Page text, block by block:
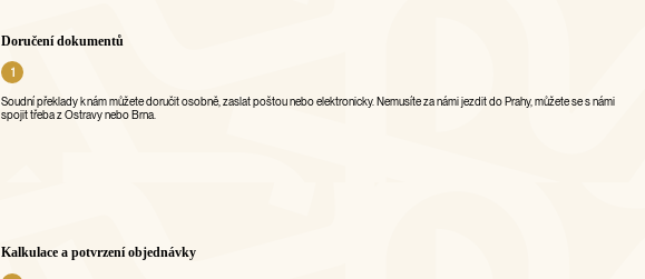
Doručení dokumentů
Soudní překlady k nám můžete doručit osobně, zaslat poštou nebo elektronicky. Nemusíte za námi jezdit do Prahy, můžete se s námi
spojit třeba z Ostravy nebo Brna.
Kalkulace a potvrzení objednávky